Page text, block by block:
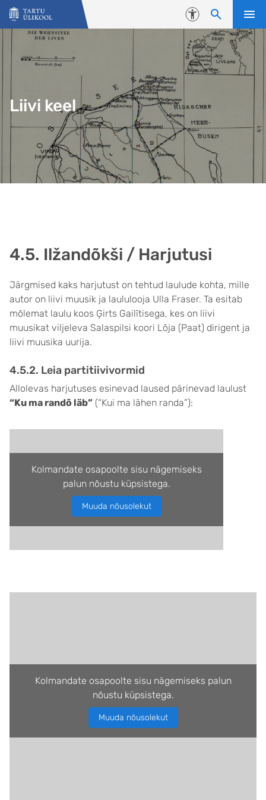
Liigu edasi põhisisu juurde
Juurdepääsetavus
Liivi keel
4.5. Ilžandõkši / Harjutusi
Järgmised kaks harjutust on tehtud laulude kohta, mille
autor on liivi muusik ja laululooja Ulla Fraser. Ta esitab
mõlemat laulu koos Ģirts Gailītisega, kes on liivi
muusikat viljeleva Salaspilsi koori Lōja (Paat) dirigent ja
liivi muusika uurija.
4.5.2. Leia partitiivivormid
Allolevas harjutuses esinevad laused pärinevad laulust
“Ku ma randõ läb” (“Kui ma lähen randa”):
Kolmandate osapoolte sisu nägemiseks
palun nõustu küpsistega.
Muuda nõusolekut
Kolmandate osapoolte sisu nägemiseks palun
nõustu küpsistega.
Muuda nõusolekut